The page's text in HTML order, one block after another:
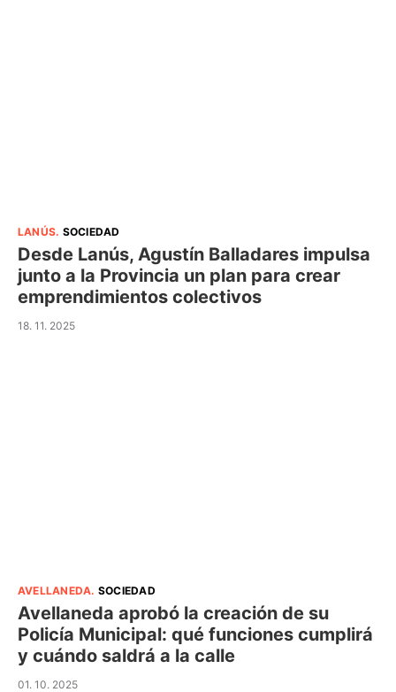
LANÚS. SOCIEDAD
Desde Lanús, Agustín Balladares impulsa
junto a la Provincia un plan para crear
emprendimientos colectivos
18. 11. 2025
AVELLANEDA. SOCIEDAD
Avellaneda aprobó la creación de su
Policía Municipal: qué funciones cumplirá
y cuándo saldrá a la calle
01. 10. 2025